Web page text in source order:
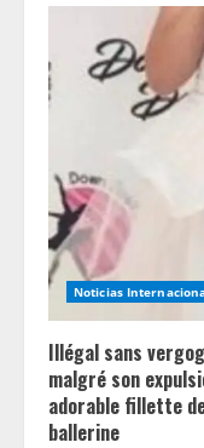
Noticias
Illégal sans
malgré son
adorable fillette
ballerine